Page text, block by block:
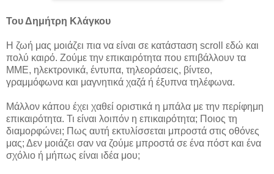
Του Δημήτρη Κλάγκου
Η ζωή μας μοιάζει πια να είναι σε κατάσταση scroll εδώ και
πολύ καιρό. Ζούμε την επικαιρότητα που επιβάλλουν τα
ΜΜΕ, ηλεκτρονικά, έντυπα, τηλεοράσεις, βίντεο,
γραμμόφωνα και μαγνητικά χαζά ή έξυπνα τηλέφωνα.
Μάλλον κάπου έχει χαθεί οριστικά η μπάλα με την περίφημη
επικαιρότητα. Τι είναι λοιπόν η επικαιρότητα; Ποιος τη
διαμορφώνει; Πως αυτή εκτυλίσσεται μπροστά στις οθόνες
μας; Δεν μοιάζει σαν να ζούμε μπροστά σε ένα πόστ και ένα
σχόλιο ή μήπως είναι ιδέα μου;